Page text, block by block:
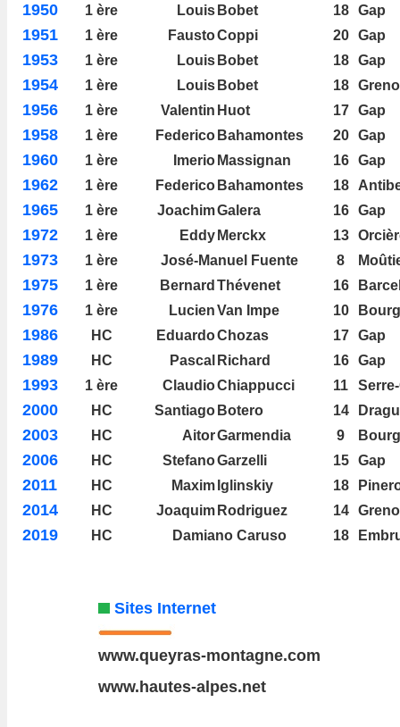
1950 1 ère Louis Bobet 18 Gap
1951 1 ère FaustoCoppi 20 Gap
1953 1 ère Louis Bobet 18 Gap
1954 1 ère Louis Bobet 18
1956 1 ère Valentin Huot 17 Gap
1958 1 ère Federico Bahamontes 20 Gap
1960 1 ère Imerio Massignan 16 Gap
1962 1 ère Federico Bahamontes 18
1965 1 ère JoachimGalera 16 Gap
1972 1 ère Eddy Merckx 13
1973 1 ère José-Manuel Fuente 8
1975 1 ère Bernard Thévenet 16
1976 1 ère LucienVan Impe 10
1986 HC EduardoChozas 17 Gap
1989 HC Pascal Richard 16 Gap
1993 1 ère ClaudioChiappucci 11
2000 HC Santiago Botero 14
2003 HC AitorGarmendia 9
2006 HC StefanoGarzelli 15 Gap
2011 HC Maxim Iglinskiy 18
2014 HC Joaquim Rodriguez 14
2019 HC Damiano Caruso 18
Sites Internet
www.queyras-montagne.com
www.hautes-alpes.net